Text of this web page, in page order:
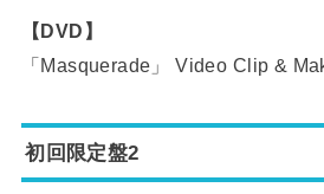
【DVD】
「Masquerade」 Video Clip &
初回限定盤2